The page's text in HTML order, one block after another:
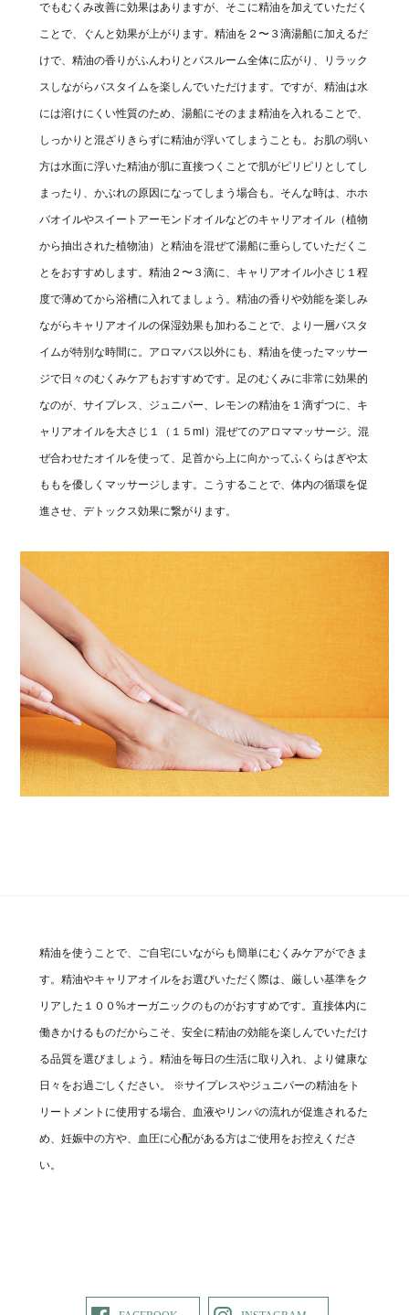
でもむくみ改善に効果はありますが、そこに精油を加えていただく
ことで、ぐんと効果が上がります。精油を２〜３滴湯船に加えるだ
けで、精油の香りがふんわりとバスルーム全体に広がり、リラック
スしながらバスタイムを楽しんでいただけます。ですが、精油は水
には溶けにくい性質のため、湯船にそのまま精油を入れることで、
しっかりと混ざりきらずに精油が浮いてしまうことも。お肌の弱い
方は水面に浮いた精油が肌に直接つくことで肌がピリピリとしてし
まったり、かぶれの原因になってしまう場合も。そんな時は、ホホ
バオイルやスイートアーモンドオイルなどのキャリアオイル（植物
から抽出された植物油）と精油を混ぜて湯船に垂らしていただくこ
とをおすすめします。精油２〜３滴に、キャリアオイル小さじ１程
度で薄めてから浴槽に入れてましょう。精油の香りや効能を楽しみ
ながらキャリアオイルの保湿効果も加わることで、より一層バスタ
イムが特別な時間に。アロマバス以外にも、精油を使ったマッサー
ジで日々のむくみケアもおすすめです。足のむくみに非常に効果的
なのが、サイプレス、ジュニパー、レモンの精油を１滴ずつに、キ
ャリアオイルを大さじ１（１５ml）混ぜてのアロママッサージ。混
ぜ合わせたオイルを使って、足首から上に向かってふくらはぎや太
ももを優しくマッサージします。こうすることで、体内の循環を促
進させ、デトックス効果に繋がります。
精油を使うことで、ご自宅にいながらも簡単にむくみケアができま
す。精油やキャリアオイルをお選びいただく際は、厳しい基準をク
リアした１００%オーガニックのものがおすすめです。直接体内に
働きかけるものだからこそ、安全に精油の効能を楽しんでいただけ
る品質を選びましょう。精油を毎日の生活に取り入れ、より健康な
日々をお過ごしください。 ※サイプレスやジュニパーの精油をト
リートメントに使用する場合、血液やリンパの流れが促進されるた
め、妊娠中の方や、血圧に心配がある方はご使用をお控えくださ
い。